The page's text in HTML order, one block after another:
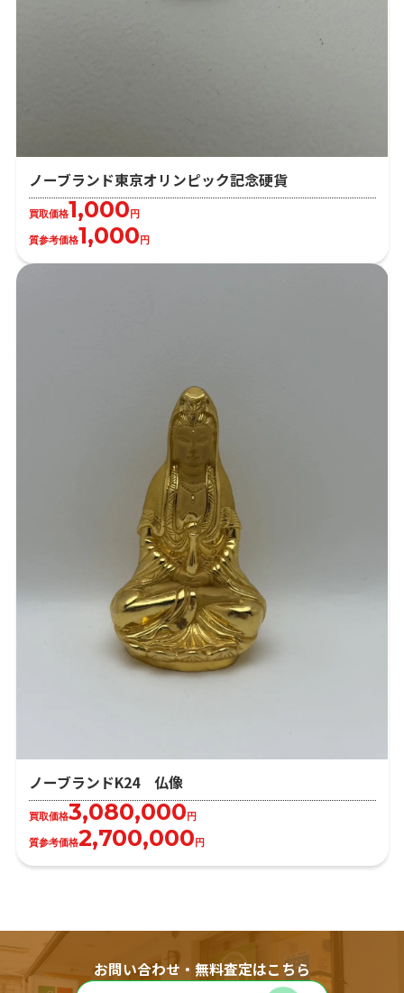
ノーブランド東京オリンピック記念硬貨
買取価格1,000円
質参考価格1,000円
ノーブランドK24 仏像
買取価格3,080,000 円
質参考価格2,700,000 円
お問い合わせ・無料査定はこちら